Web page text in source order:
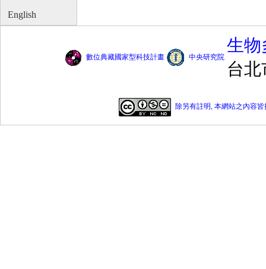
English
數位典藏國家型科技計畫 中央研究院
生物
台北
除另有註明, 本網站之內容